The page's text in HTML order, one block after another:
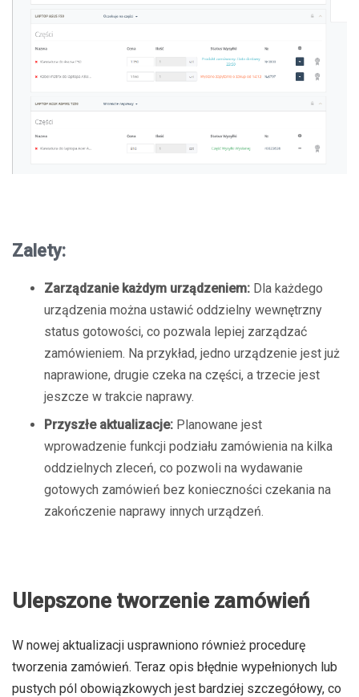
Zalety:
Zarządzanie każdym urządzeniem: Dla każdego
urządzenia można ustawić oddzielny wewnętrzny
status gotowości, co pozwala lepiej zarządzać
zamówieniem. Na przykład, jedno urządzenie jest już
naprawione, drugie czeka na części, a trzecie jest
jeszcze w trakcie naprawy.
Przyszłe aktualizacje: Planowane jest
wprowadzenie funkcji podziału zamówienia na kilka
oddzielnych zleceń, co pozwoli na wydawanie
gotowych zamówień bez konieczności czekania na
zakończenie naprawy innych urządzeń.
Ulepszone tworzenie zamówień
W nowej aktualizacji usprawniono również procedurę
tworzenia zamówień. Teraz opis błędnie wypełnionych lub
pustych pól obowiązkowych jest bardziej szczegółowy, co